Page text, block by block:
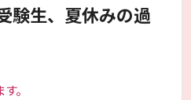
験生、夏休みの過
。